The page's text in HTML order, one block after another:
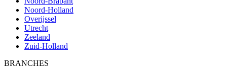
Noord-Holland
Overijssel
Utrecht
Zeeland
Zuid-Holland
BRANCHES